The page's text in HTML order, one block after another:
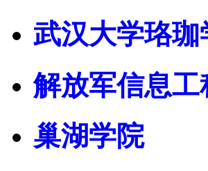
武汉大学珞珈
解放军信息工
巢湖学院